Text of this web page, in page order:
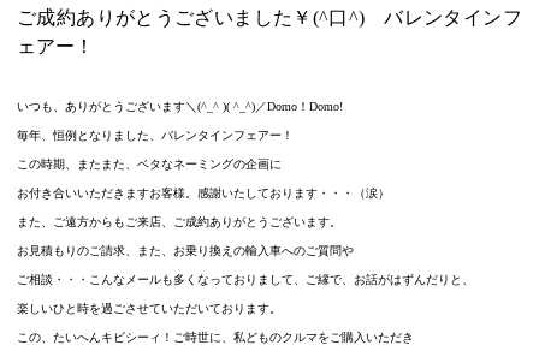
ご成約ありがとうございました￥(^口^) バレンタインフ
ェアー！
いつも、ありがとうございます＼(^_^ )( ^_^)／Domo！Domo!
毎年、恒例となりました、バレンタインフェアー！
この時期、またまた、ベタなネーミングの企画に
お付き合いいただきますお客様。感謝いたしております・・・（涙）
また、ご遠方からもご来店、ご成約ありがとうございます。
お見積もりのご請求、また、お乗り換えの輸入車へのご質問や
ご相談・・・こんなメールも多くなっておりまして、ご縁で、お話がはずんだりと、
楽しいひと時を過ごさせていただいております。
この、たいへんキビシーィ！ご時世に、私どものクルマをご購入いただき